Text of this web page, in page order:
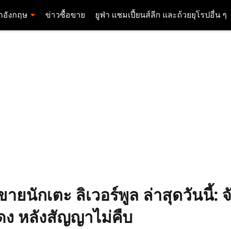
อังกฤษ ข่าวซื้อขาย ยูฟ่า แชมเปี้ยนส์ลีก และถ้วยยุโรปอื่น ๆ
ยนักเตะ ลิเวอร์พูล ล่าสุดวันนี้:
ง หลังสัญญาไม่คืบ